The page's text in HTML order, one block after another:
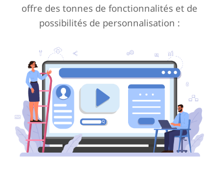
offre des tonnes de fonctionnalités et de
possibilités de personnalisation :